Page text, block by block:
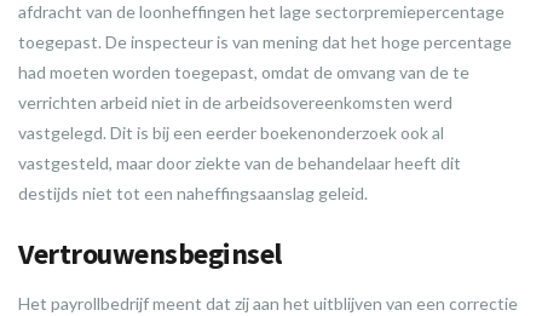
afdracht van de loonheffingen het lage sectorpremiepercentage
toegepast. De inspecteur is van mening dat het hoge percentage
had moeten worden toegepast, omdat de omvang van de te
verrichten arbeid niet in de arbeidsovereenkomsten werd
vastgelegd. Dit is bij een eerder boekenonderzoek ook al
vastgesteld, maar door ziekte van de behandelaar heeft dit
destijds niet tot een naheffingsaanslag geleid.
Vertrouwensbeginsel
Het payrollbedrijf meent dat zij aan het uitblijven van een correctie